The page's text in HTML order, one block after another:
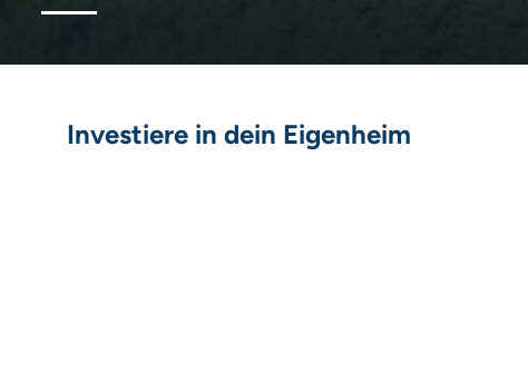
Investiere in dein Eigenheim